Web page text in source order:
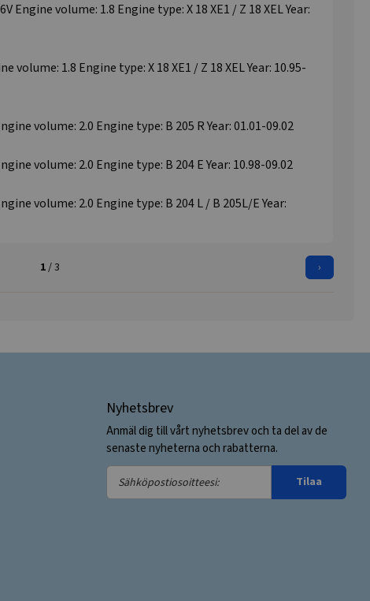
Engine volume: 1.8 Engine type: X 18 XE1 / Z 18 XEL Year:
volume: 1.8 Engine type: X 18 XE1 / Z 18 XEL Year: 10.95-
volume: 2.0 Engine type: B 205 R Year: 01.01-09.02
volume: 2.0 Engine type: B 204 E Year: 10.98-09.02
volume: 2.0 Engine type: B 204 L / B 205L/E Year:
1/ 3 ›
Nyhetsbrev
Anmäl dig till vårt nyhetsbrev och ta del av de
senaste nyheterna och rabatterna.
Sähköpostiosoitteesi:
Tilaa